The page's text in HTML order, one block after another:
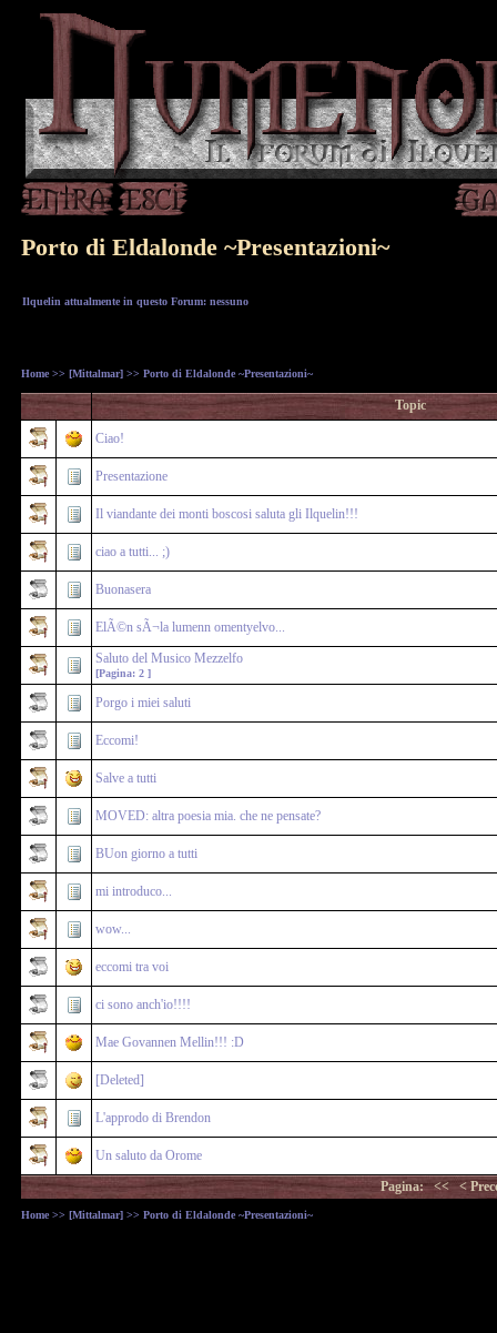
Porto di Eldalonde ~Presentazioni~
Ilquelin attualmente in questo Forum: nessuno
Home >> [Mittalmar] >> Porto di Eldalonde ~Presentazioni~
Topic
Ciao!
Presentazione
Il viandante dei monti boscosi saluta gli Ilquelin!!!
ciao a tutti... ;)
Buonasera
ElÃ©n sÃ¬la lumenn omentyelvo...
Saluto del Musico Mezzelfo
[Pagina: 2 ]
Porgo i miei saluti
Eccomi!
Salve a tutti
MOVED: altra poesia mia. che ne pensate?
BUon giorno a tutti
mi introduco...
wow...
eccomi tra voi
ci sono anch'io!!!!
Mae Govannen Mellin!!! :D
[Deleted]
L'approdo di Brendon
Un saluto da Orome
Pagina: << <
Home >> [Mittalmar] >> Porto di Eldalonde ~Presentazioni~